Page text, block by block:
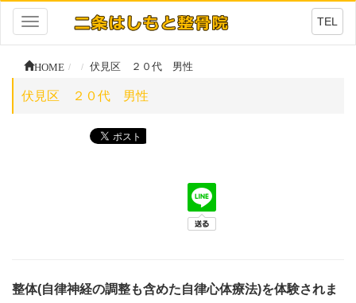
Toggle
navigation
TEL
HOME 伏見区 ２０代 男性
伏見区 ２０代 男性
整体(自律神経の調整も含めた自律心体療法)を体験されま